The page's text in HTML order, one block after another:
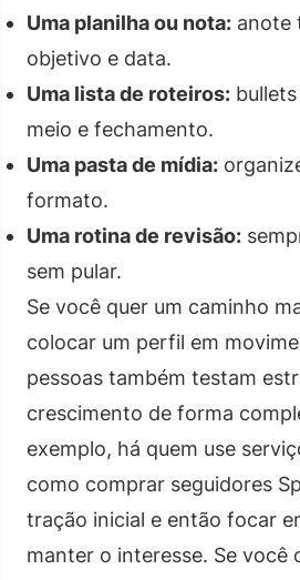
Uma planilha ou nota: anote
objetivo e data.
Uma lista de roteiros:
meio e fechamento.
Uma pasta de mídia:
formato.
Uma rotina de revisão:
sem pular.
Se você quer um caminho
colocar um perfil em
pessoas também testam
crescimento de forma
exemplo, há quem use
como comprar seguidores
tração inicial e então focar
manter o interesse. Se você